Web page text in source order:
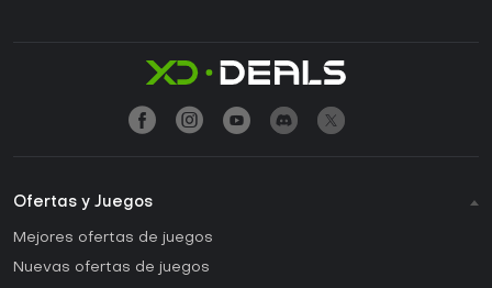
Ofertas y Juegos
Mejores ofertas de juegos
Nuevas ofertas de juegos